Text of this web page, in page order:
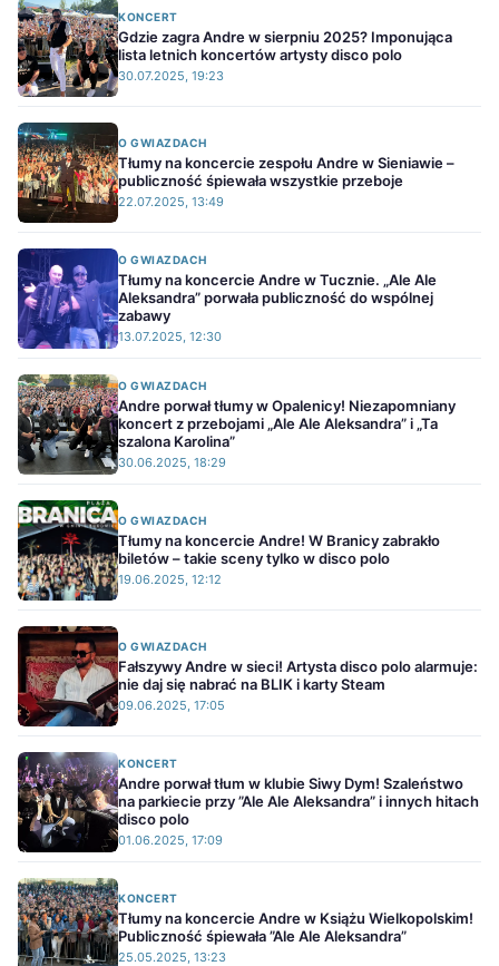
KONCERT
Gdzie zagra Andre w sierpniu 2025? Imponująca
lista letnich koncertów artysty disco polo
30.07.2025, 19:23
O GWIAZDACH
Tłumy na koncercie zespołu Andre w Sieniawie –
publiczność śpiewała wszystkie przeboje
22.07.2025, 13:49
O GWIAZDACH
Tłumy na koncercie Andre w Tucznie. „Ale Ale
Aleksandra” porwała publiczność do wspólnej
zabawy
13.07.2025, 12:30
O GWIAZDACH
Andre porwał tłumy w Opalenicy! Niezapomniany
koncert z przebojami „Ale Ale Aleksandra” i „Ta
szalona Karolina”
30.06.2025, 18:29
O GWIAZDACH
Tłumy na koncercie Andre! W Branicy zabrakło
biletów – takie sceny tylko w disco polo
19.06.2025, 12:12
O GWIAZDACH
Fałszywy Andre w sieci! Artysta disco polo alarmuje:
nie daj się nabrać na BLIK i karty Steam
09.06.2025, 17:05
KONCERT
Andre porwał tłum w klubie Siwy Dym! Szaleństwo
na parkiecie przy ”Ale Ale Aleksandra” i innych hitach
disco polo
01.06.2025, 17:09
KONCERT
Tłumy na koncercie Andre w Książu Wielkopolskim!
Publiczność śpiewała ”Ale Ale Aleksandra”
25.05.2025, 13:23